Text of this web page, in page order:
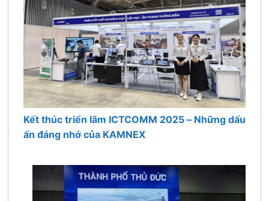
Kết thúc triển lãm ICTCOMM 2025 – Những dấu
ấn đáng nhớ của KAMNEX